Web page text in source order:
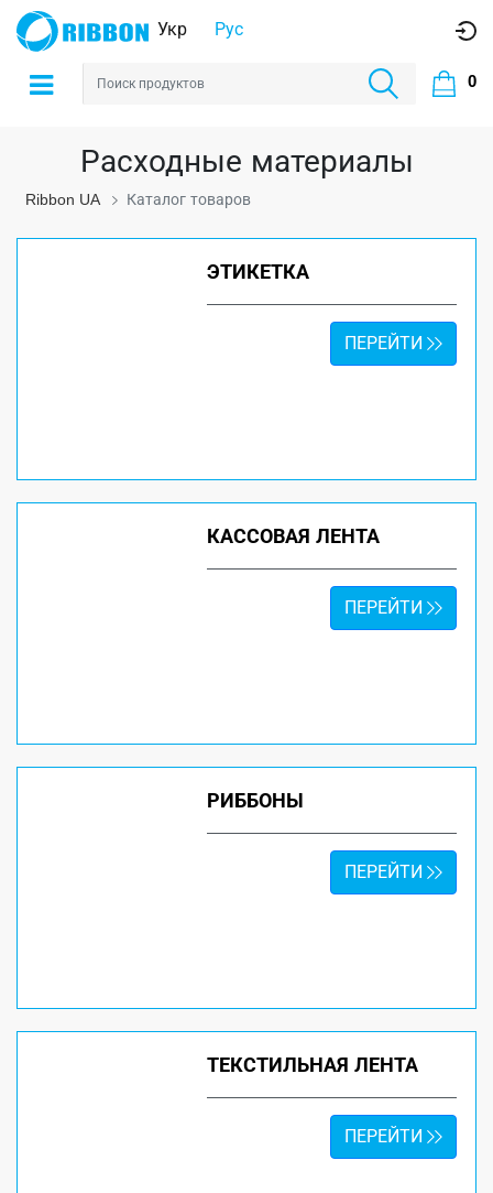
Укр Рус
0
Расходные материалы
Ribbon UA Каталог товаров
ЭТИКЕТКА
ПЕРЕЙТИ
КАССОВАЯ ЛЕНТА
ПЕРЕЙТИ
РИББОНЫ
ПЕРЕЙТИ
ТЕКСТИЛЬНАЯ ЛЕНТА
ПЕРЕЙТИ